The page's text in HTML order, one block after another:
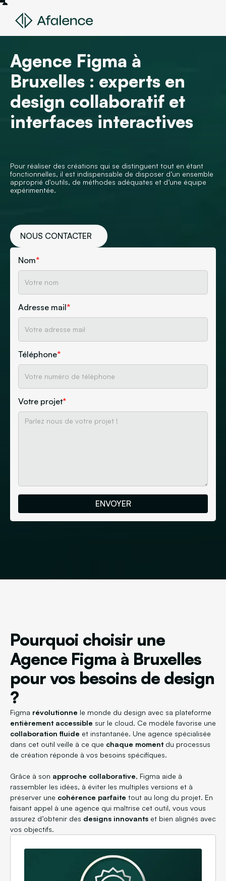
Agence Figma à
Bruxelles : experts en
design collaboratif et
interfaces interactives
Pour réaliser des créations qui se distinguent tout en étant
fonctionnelles, il est indispensable de disposer d’un ensemble
approprié d'outils, de méthodes adéquates et d’une équipe
expérimentée.
NOUS CONTACTER
Nom*
Adresse mail*
Téléphone*
Votre projet*
Pourquoi choisir une
Agence Figma à Bruxelles
pour vos besoins de design
?
Figma révolutionne le monde du design avec sa plateforme
entièrement accessible sur le cloud. Ce modèle favorise une
collaboration fluide et instantanée. Une agence spécialisée
dans cet outil veille à ce que chaque momentdu processus
de création réponde à vos besoins spécifiques.
Grâce à son approche collaborative, Figma aide à
rassembler les idées, à éviter les multiples versions et à
préserver une cohérence parfaite tout au long du projet. En
faisant appel à une agence qui maîtrise cet outil, vous vous
assurez d’obtenir des designs innovants et bien alignés avec
vos objectifs.